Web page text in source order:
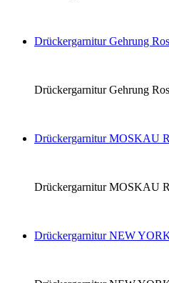
Drückergarnitur Gehrung
Drückergarnitur Gehrung
Drückergarnitur MOSKAU
Drückergarnitur MOSKAU
Drückergarnitur NEW